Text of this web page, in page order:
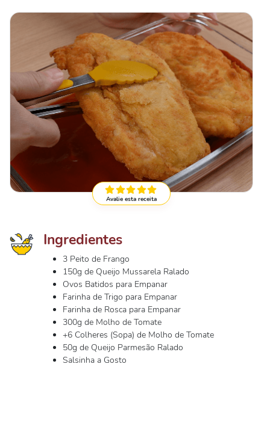
Avalie esta receita
Ingredientes
3 Peito de Frango
150g de Queijo Mussarela Ralado
Ovos Batidos para Empanar
Farinha de Trigo para Empanar
Farinha de Rosca para Empanar
300g de Molho de Tomate
+6 Colheres (Sopa) de Molho de Tomate
50g de Queijo Parmesão Ralado
Salsinha a Gosto